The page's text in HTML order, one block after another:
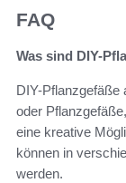
FAQ
Was sind DIY-
DIY-Pflanzgefäße
oder
eine kreative
können in
werden.